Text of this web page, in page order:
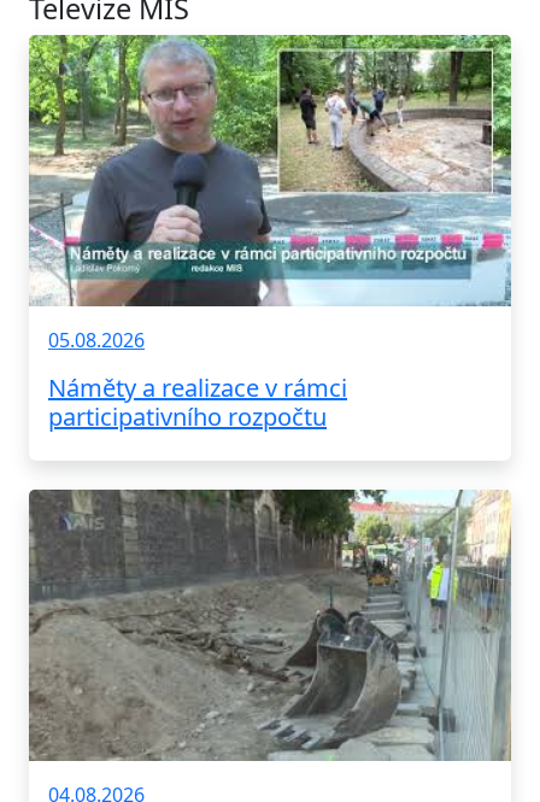
Televize MIS
05.08.2026
Náměty a realizace v rámci
participativního rozpočtu
04.08.2026